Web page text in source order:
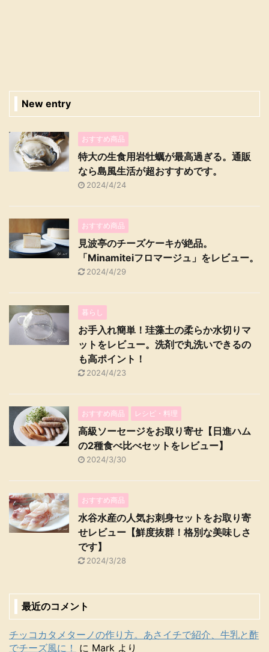
New entry
おすすめ商品
特大の生食用岩牡蠣が最高過ぎる。通販
なら島風生活が超おすすめです。
2024/4/24
おすすめ商品
見波亭のチーズケーキが絶品。
「Minamiteiフロマージュ」をレビュー。
2024/4/29
暮らし
お手入れ簡単！珪藻土の柔らか水切りマ
ットをレビュー。洗剤で丸洗いできるの
も高ポイント！
2024/4/23
おすすめ商品 レシピ・料理
高級ソーセージをお取り寄せ【日進ハム
の2種食べ比べセットをレビュー】
2024/3/30
おすすめ商品
水谷水産の人気お刺身セットをお取り寄
せレビュー【鮮度抜群！格別な美味しさ
です】
2024/3/28
最近のコメント
チッコカタメターノの作り方。あさイチで紹介、牛乳と酢
でチーズ風に！
に Mark より